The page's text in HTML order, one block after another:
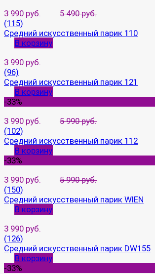
3 990 руб.
5 490 руб.
(115)
Средний искусственный парик 110
В корзину
3 990 руб.
(96)
Средний искусственный парик 121
В корзину
-33%
3 990 руб.
5 990 руб.
(102)
Средний искусственный парик 112
В корзину
-33%
3 990 руб.
5 990 руб.
(150)
Средний искусственный парик WIEN
В корзину
3 990 руб.
(126)
Средний искусственный парик DW155
В корзину
-33%